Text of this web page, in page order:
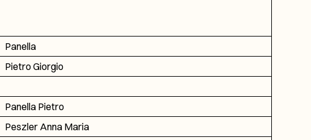
DGA
ICAR
Panella
Pietro Giorgio
Panella Pietro
Peszler Anna Maria